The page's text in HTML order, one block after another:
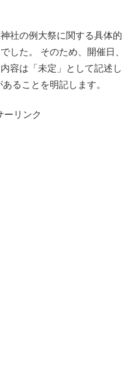
社の例大祭に関する具体的
した。 そのため、開催日、
容は「未定」として記述し
ることを明記します。
ーリンク